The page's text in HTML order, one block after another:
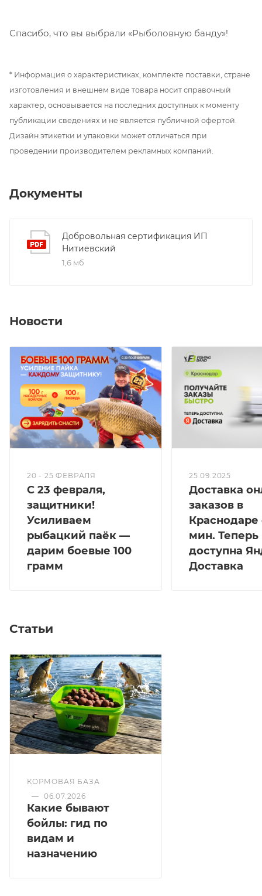
Спасибо, что вы выбрали «Рыболовную банду»!
* Информация о характеристиках, комплекте поставки, стране
изготовления и внешнем виде товара носит справочный
характер, основывается на последних доступных к моменту
публикации сведениях и не является публичной офертой.
Дизайн этикетки и упаковки может отличаться при
проведении производителем рекламных компаний.
Документы
Добровольная сертификация ИП
Нитиевский
1,6 мб
Новости
20 - 25 ФЕВРАЛЯ
С 23 февраля,
защитники!
Усиливаем
рыбацкий паёк —
дарим боевые 100
грамм
25.09.2025
Доставка
заказов в
Краснодаре
мин. Теперь
доступна
Доставка
Статьи
КОРМОВАЯ БАЗА
— 06.07.2026
Какие бывают
бойлы: гид по
видам и
назначению